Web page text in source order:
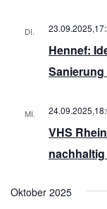
DI.
Hennef:
MI.
VHS
Oktober 2025